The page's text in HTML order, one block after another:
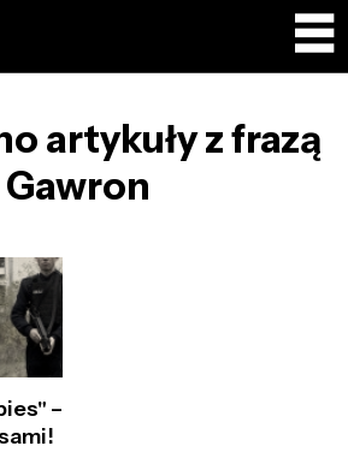
artykuły z frazą
Gawron
–